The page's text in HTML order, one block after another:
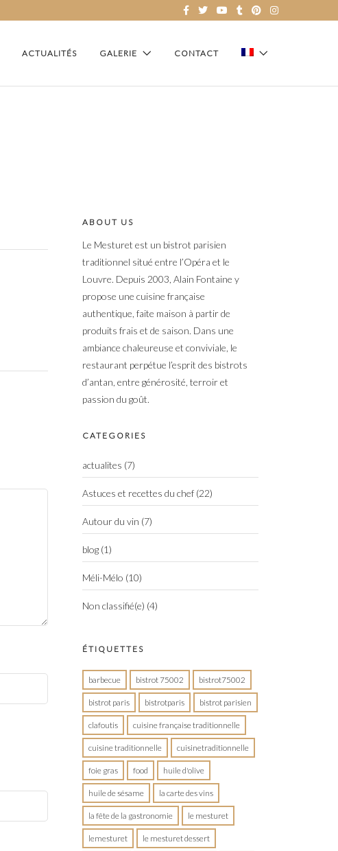
ACTUALITÉS GALERIE CONTACT
ABOUT US
Le Mesturet est un bistrot parisien
traditionnel situé entre l’Opéra et le
Louvre. Depuis 2003, Alain Fontaine y
propose une cuisine française
authentique, faite maison à partir de
produits frais et de saison. Dans une
ambiance chaleureuse et conviviale, le
restaurant perpétue l’esprit des bistrots
d’antan, entre générosité, terroir et
passion du goût.
CATEGORIES
actualites (7)
Astuces et recettes du chef (22)
Autour du vin (7)
blog (1)
Méli-Mélo (10)
Non classifié(e) (4)
ÉTIQUETTES
barbecue bistrot 75002 bistrot75002
bistrot paris bistrotparis bistrot parisien
clafoutis cuisine française traditionnelle
cuisine traditionnelle cuisinetraditionnelle
foie gras food huile d'olive
huile de sésame la carte des vins
la fête de la gastronomie le mesturet
lemesturet le mesturet dessert